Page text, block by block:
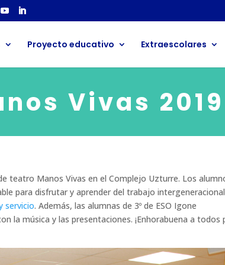
Proyecto educativo Extraescolares
Vivas 2019
teatro Manos Vivas en el Complejo Uzturre. Los
para disfrutar y aprender del trabajo
servicio. Además, las alumnas de 3º de ESO Igone
la música y las presentaciones. ¡Enhorabuena a todos